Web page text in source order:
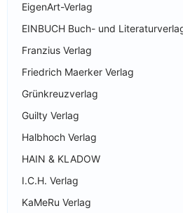
EigenArt-Verlag
EINBUCH Buch- und
Franzius Verlag
Friedrich Maerker Verlag
Grünkreuzverlag
Guilty Verlag
Halbhoch Verlag
HAIN & KLADOW
I.C.H. Verlag
KaMeRu Verlag